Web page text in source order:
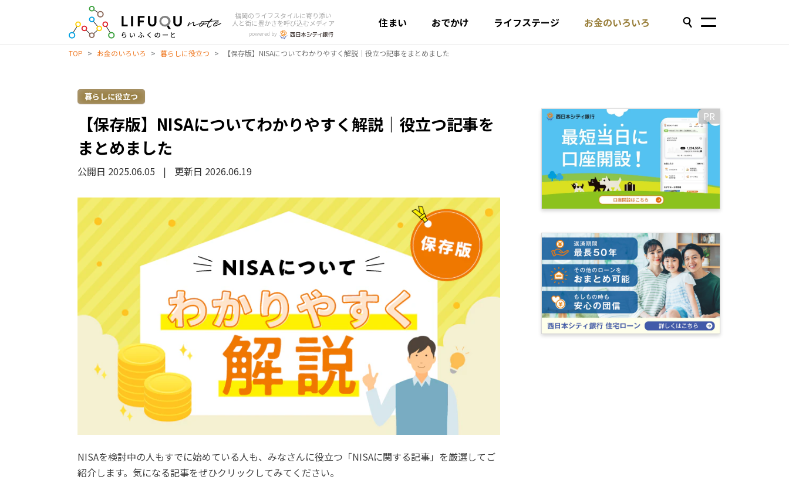
福岡のライフスタイルに寄り添い
人と街に豊かさを呼び込むメディア
powered by
住まい おでかけ ライフステージ お金のいろいろ
TOP > お金のいろいろ > 暮らしに役立つ > 【保存版】NISAについてわかりやすく解説｜役立つ記事をまとめました
暮らしに役立つ
【保存版】NISAについてわかりやすく解説｜役立つ記事を
まとめました
公開日 2025.06.05 | 更新日 2026.06.19
NISAを検討中の人もすでに始めている人も、みなさんに役立つ「NISAに関する記事」を厳選してご
紹介します。気になる記事をぜひクリックしてみてください。
PR